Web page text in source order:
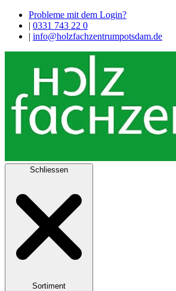
Probleme mit dem Login?
| 0331 743 22 0
| info@holzfachzentrumpotsdam.de
Schliessen
Sortiment